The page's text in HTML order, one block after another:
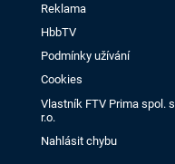
Reklama
HbbTV
Podmínky užívání
Cookies
Vlastník FTV Prima spol. s
r.o.
Nahlásit chybu